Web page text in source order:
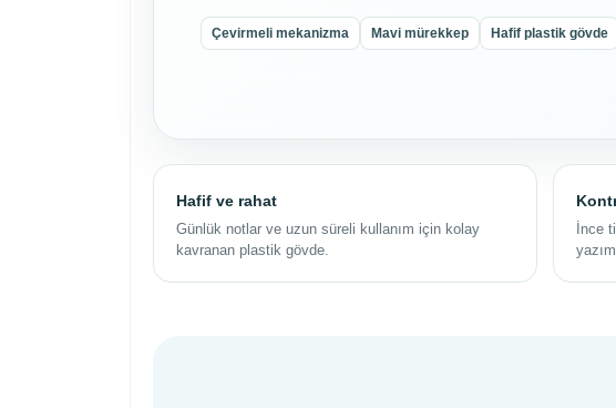
Çevirmeli mekanizma Mavi mürekkep Hafif plastik gövde
Hafif ve rahat
Günlük notlar ve uzun süreli kullanım için kolay
kavranan plastik gövde.
İnce